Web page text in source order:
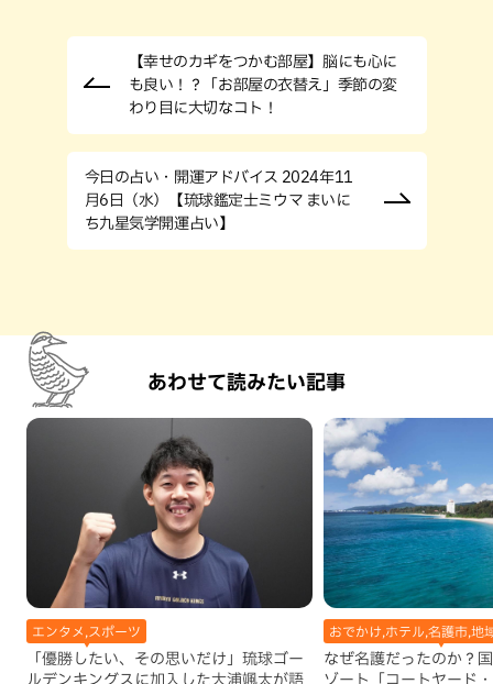
【幸せのカギをつかむ部屋】脳にも心に
も良い！？「お部屋の衣替え」季節の変
わり目に大切なコト！
今日の占い・開運アドバイス 2024年11
月6日（水）【琉球鑑定士ミウマ まいに
ち九星気学開運占い】
あわせて読みたい記事
エンタメ,スポーツ
「優勝したい、その思いだけ」琉球ゴー
ルデンキングスに加入した大浦颯太が語
おでかけ,ホテル,名護市,地
なぜ名護だったのか？
ゾート「コートヤード